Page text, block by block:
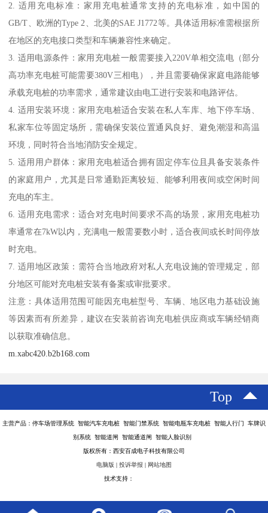
2. 适用充电标准：家用充电桩通常支持的充电标准，如中国的
GB/T、欧洲的Type 2、北美的SAE J1772等。具体适用标准需根据所
在地区的充电接口类型和车辆兼容性来确定。
3. 适用电源条件：家用充电桩一般需要接入220V单相交流电（部分
高功率充电桩可能需要380V三相电），并且需要确保家庭电路能够
承载充电桩的功率需求，通常建议由电工进行安装和电路评估。
4. 适用安装环境：家用充电桩适合安装在私人车库、地下停车场、
私家车位等固定场所，需确保安装位置通风良好、避免潮湿和高温
环境，同时符合当地消防安全规定。
5. 适用用户群体：家用充电桩适合拥有固定停车位且具备安装条件
的家庭用户，尤其是日常通勤距离较短、能够利用夜间或空闲时间
充电的车主。
6. 适用充电需求：适合对充电时间要求不高的场景，家用充电桩功
率通常在7kW以内，充满电一般需要数小时，适合夜间或长时间停放
时充电。
7. 适用地区政策：需符合当地政府对私人充电设施的管理规定，部
分地区可能对充电桩安装有备案或审批要求。
注意：具体适用范围可能因充电桩型号、车辆、地区电力基础设施
等因素而有所差异，建议在安装前咨询充电桩供应商或车辆经销商
以获取准确信息。
m.xabc420.b2b168.com
Top
主营产品：停车场管理系统 智能汽车充电桩 智能门禁系统 智能电瓶车充电桩 智能人行门 车牌识
别系统 智能道闸 智能通道闸 智能人脸识别
版权所有：西安百成电子科技有限公司
电脑版 投诉举报 网站地图
技术支持：